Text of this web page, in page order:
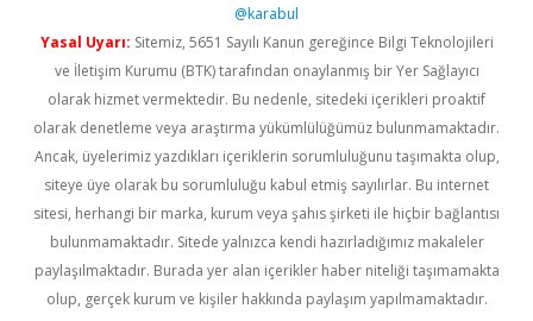
@karabul
Yasal Uyarı: Sitemiz, 5651 Sayılı Kanun gereğince Bilgi Teknolojileri
ve İletişim Kurumu (BTK) tarafından onaylanmış bir Yer Sağlayıcı
olarak hizmet vermektedir. Bu nedenle, sitedeki içerikleri proaktif
olarak denetleme veya araştırma yükümlülüğümüz bulunmamaktadır.
Ancak, üyelerimiz yazdıkları içeriklerin sorumluluğunu taşımakta olup,
siteye üye olarak bu sorumluluğu kabul etmiş sayılırlar. Bu internet
sitesi, herhangi bir marka, kurum veya şahıs şirketi ile hiçbir bağlantısı
bulunmamaktadır. Sitede yalnızca kendi hazırladığımız makaleler
paylaşılmaktadır. Burada yer alan içerikler haber niteliği taşımamakta
olup, gerçek kurum ve kişiler hakkında paylaşım yapılmamaktadır.